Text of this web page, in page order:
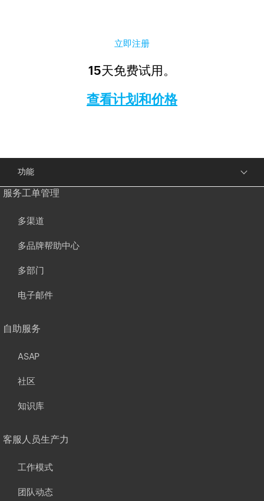
立即注册
15天免费试用。
查看计划和价格
功能
服务工单管理
多渠道
多品牌帮助中心
多部门
电子邮件
自助服务
ASAP
社区
知识库
客服人员生产力
工作模式
团队动态